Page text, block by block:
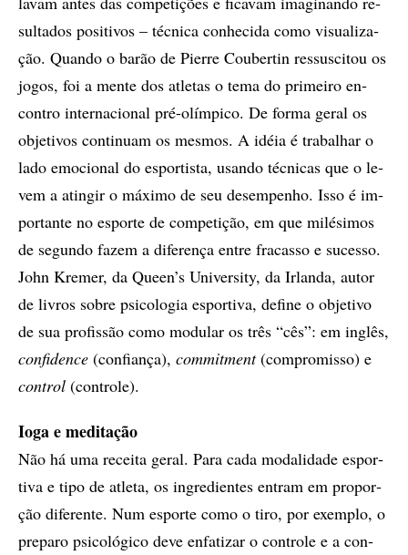
sul­ta­dos po­si­ti­vos – téc­ni­ca co­nhe­ci­da como vi­su­a­li­za­
ção. Quan­do o ba­rão de Pi­er­re Cou­ber­tin res­sus­ci­tou os
jo­gos, foi a men­te dos atle­tas o tema do pri­mei­ro en­
con­tro in­ter­na­ci­o­nal pré-olím­pi­co. De for­ma ge­ral os
ob­je­ti­vos con­ti­nu­am os mes­mos. A idéia é tra­ba­lhar o
lado emo­ci­o­nal do es­por­tis­ta, usan­do téc­ni­cas que o le­
vem a atin­gir o má­xi­mo de seu de­sem­pe­nho. Isso é im­
por­tan­te no es­por­te de com­pe­ti­ção, em que mi­lé­si­mos
de se­gun­do fa­zem a di­fe­ren­ça en­tre fra­cas­so e su­ces­so.
John Kre­mer, da Queen’s Uni­ver­sity, da Ir­lan­da, au­tor
de li­vros so­bre psi­co­lo­gia es­por­ti­va, de­fi­ne o ob­je­ti­vo
de sua pro­fis­são como mo­du­lar os três “cês”: em in­glês,
con­fi­den­ce (con­fi­an­ça), com­mit­ment(com­pro­mis­so) e
con­trol (con­tro­le).
Ioga e meditação
Não há uma re­cei­ta ge­ral. Para cada mo­da­li­da­de es­por­
ti­va e tipo de atle­ta, os in­gre­di­en­tes en­tram em pro­por­
ção di­fe­ren­te. Num es­por­te como o tiro, por exem­plo, o
pre­pa­ro psi­co­ló­gi­co deve en­fa­ti­zar o con­tro­le e a con­